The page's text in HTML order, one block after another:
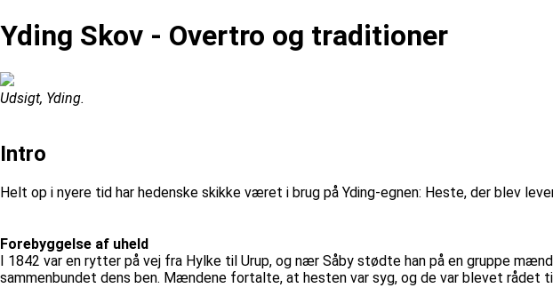
Yding Skov - Overtro og traditioner
Udsigt, Yding.
Intro
Helt op i nyere tid har hedenske skikke været i brug på Yding-egnen: Heste, der blev
Forebyggelse af uheld
I 1842 var en rytter på vej fra Hylke til Urup, og nær Såby stødte han på en gruppe
sammenbundet dens ben. Mændene fortalte, at hesten var syg, og de var blevet